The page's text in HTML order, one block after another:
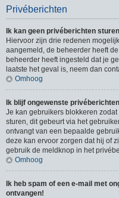
Privéberichten
Ik kan geen privéberichten
Hiervoor zijn drie redenen
aangemeld, de beheerder heeft
beheerder heeft ingesteld dat je
laatste het geval is, neem dan
Omhoog
Ik blijf ongewenste
Je kan gebruikers blokkeren
sturen, dit gebeurt via het
ontvangt van een bepaalde
deze kan ervoor zorgen dat hij of
gebruik de meldknop in het
Omhoog
Ik heb spam of een e-mail met
ontvangen!